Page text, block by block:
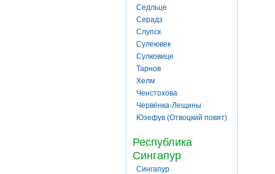
Седльце
Серадз
Слупск
Сулеювек
Сулковице
Тарнов
Хелм
Ченстохова
Червёнка-Лещины
Юзефув (Отвоцкий повят)
Республика
Сингапур
Сингапур